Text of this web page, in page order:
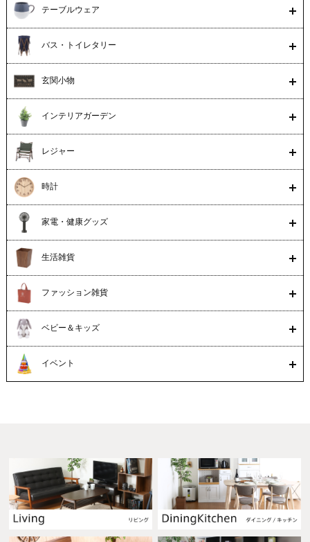
テーブルウェア
バス・トイレタリー
玄関小物
インテリアガーデン
レジャー
時計
家電・健康グッズ
生活雑貨
ファッション雑貨
ベビー＆キッズ
イベント